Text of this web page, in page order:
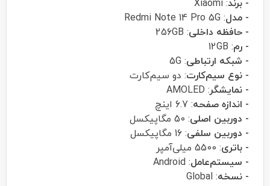
- مدل: Redmi Note 14 Pro 5G
- حافظه داخلی: 256GB
- رم: 12GB
- شبکه ارتباطی: 5G
- نوع سیم‌کارت: دو سیم‌کارت
- نمایشگر: AMOLED
- اندازه صفحه: 6.7 اینچ
- دوربین اصلی: 50 مگاپیکسل
- دوربین سلفی: 16 مگاپیکسل
- باتری: 5500 میلی‌آمپر
- سیستم‌عامل: Android
- نسخه: Global